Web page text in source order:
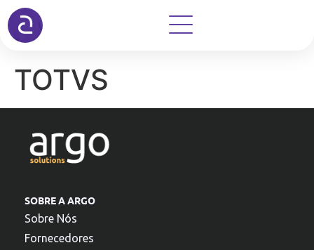
TOTVS
SOBRE A ARGO
Sobre Nós
Fornecedores